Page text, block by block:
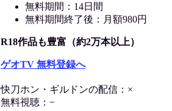
無料期間：14日間
無料期間終了後：月額980円
R18作品も豊富（約2万本以上）
ゲオTV 無料登録へ
快刀ホン・ギルドンの配信：×
無料視聴：−